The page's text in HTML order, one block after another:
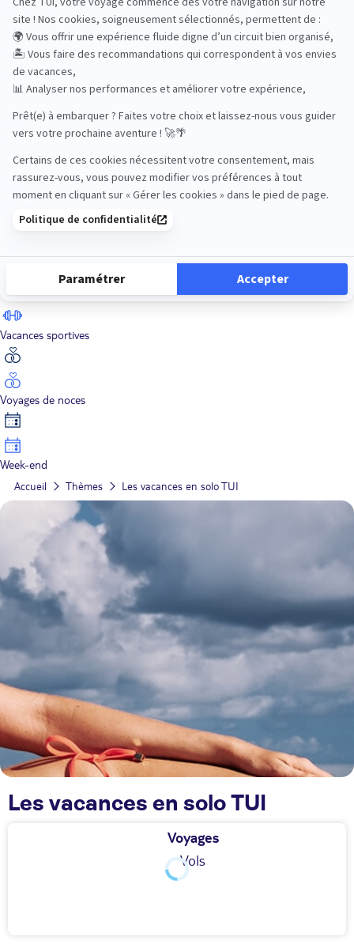
Road Trips
Safari
Sénior
Vacances sportives
Voyages de noces
Week-end
Accueil Thèmes Les vacances en solo TUI
Les vacances en solo TUI
Voyages
Vols